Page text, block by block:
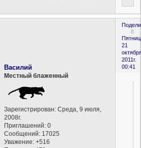
8
21
2011г.
00:41
Василий
Местный блаженный
Зарегистрирован: Среда, 9 июля,
2008г.
Приглашений: 0
Сообщений: 17025
Уважение: +516